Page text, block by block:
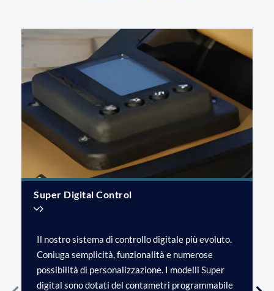
Super Digital Control
Il nostro sistema di controllo digitale più evoluto.
Coniuga semplicità, funzionalità e numerose
possibilità di personalizzazione. I modelli Super
digital sono dotati del contametri programmabile